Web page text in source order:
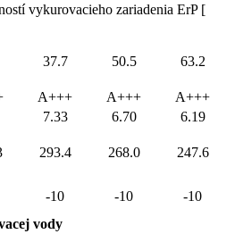
vykurovacieho zariadenia ErP [
37.7 50.5 63.2
A+++ A+++
A+++
7.33 6.70
6.19
293.4 268.0 247.6
-10 -10
-10
vody